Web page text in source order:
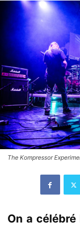
The Kompressor
On a célébré